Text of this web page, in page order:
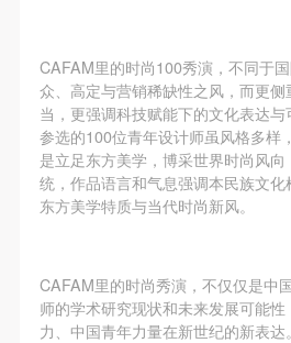
CAFAM里的时尚100秀演，不同于
众、高定与营销稀缺性之风，而更
当‌，更强调科技赋能下的文化表达与
参选的100位青年设计师虽风格多样
是立足东方美学，博采世界时尚风
统，作品语言和气息强调本民族文
东方美学特质与当代时尚新风。
CAFAM里的时尚秀演，不仅仅是中
师的学术研究现状和未来发展可能
力、中国青年力量在新世纪的新表达。